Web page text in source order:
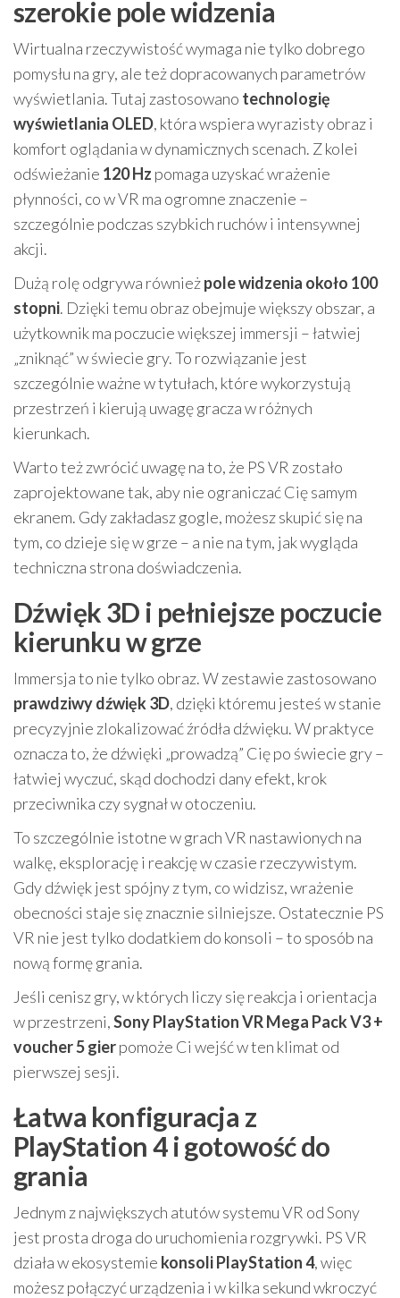
szerokie pole widzenia
Wirtualna rzeczywistość wymaga nie tylko dobrego
pomysłu na gry, ale też dopracowanych parametrów
wyświetlania. Tutaj zastosowano technologię
wyświetlania OLED, która wspiera wyrazisty obraz i
komfort oglądania w dynamicznych scenach. Z kolei
odświeżanie 120 Hz pomaga uzyskać wrażenie
płynności, co w VR ma ogromne znaczenie –
szczególnie podczas szybkich ruchów i intensywnej
akcji.
Dużą rolę odgrywa równieżpole widzenia około 100
stopni. Dzięki temu obraz obejmuje większy obszar, a
użytkownik ma poczucie większej immersji – łatwiej
„zniknąć” w świecie gry. To rozwiązanie jest
szczególnie ważne w tytułach, które wykorzystują
przestrzeń i kierują uwagę gracza w różnych
kierunkach.
Warto też zwrócić uwagę na to, że PS VR zostało
zaprojektowane tak, aby nie ograniczać Cię samym
ekranem. Gdy zakładasz gogle, możesz skupić się na
tym, co dzieje się w grze – a nie na tym, jak wygląda
techniczna strona doświadczenia.
Dźwięk 3D i pełniejsze poczucie
kierunku w grze
Immersja to nie tylko obraz. W zestawie zastosowano
prawdziwy dźwięk 3D, dzięki któremu jesteś w stanie
precyzyjnie zlokalizować źródła dźwięku. W praktyce
oznacza to, że dźwięki „prowadzą” Cię po świecie gry –
łatwiej wyczuć, skąd dochodzi dany efekt, krok
przeciwnika czy sygnał w otoczeniu.
To szczególnie istotne w grach VR nastawionych na
walkę, eksplorację i reakcję w czasie rzeczywistym.
Gdy dźwięk jest spójny z tym, co widzisz, wrażenie
obecności staje się znacznie silniejsze. Ostatecznie PS
VR nie jest tylko dodatkiem do konsoli – to sposób na
nową formę grania.
Jeśli cenisz gry, w których liczy się reakcja i orientacja
w przestrzeni,Sony PlayStation VR Mega Pack V3 +
voucher 5 gierpomoże Ci wejść w ten klimat od
pierwszej sesji.
Łatwa konfiguracja z
PlayStation 4 i gotowość do
grania
Jednym z największych atutów systemu VR od Sony
jest prosta droga do uruchomienia rozgrywki. PS VR
działa w ekosystemie konsoli PlayStation 4, więc
możesz połączyć urządzenia i w kilka sekund wkroczyć